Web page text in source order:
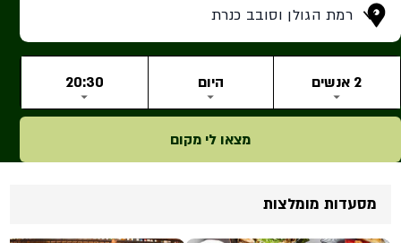
רמת הגולן וסובב כנרת
2 אנשים היום 20:30
מצאו לי מקום
מסעדות מומלצות